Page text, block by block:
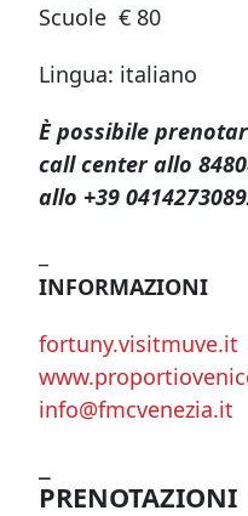
Scuole € 80
Lingua: italiano
È possibile
call center allo
allo +39
INFORMAZIONI
fortuny.visitmuve.it
info@fmcvenezia.it
PRENOTAZIONI